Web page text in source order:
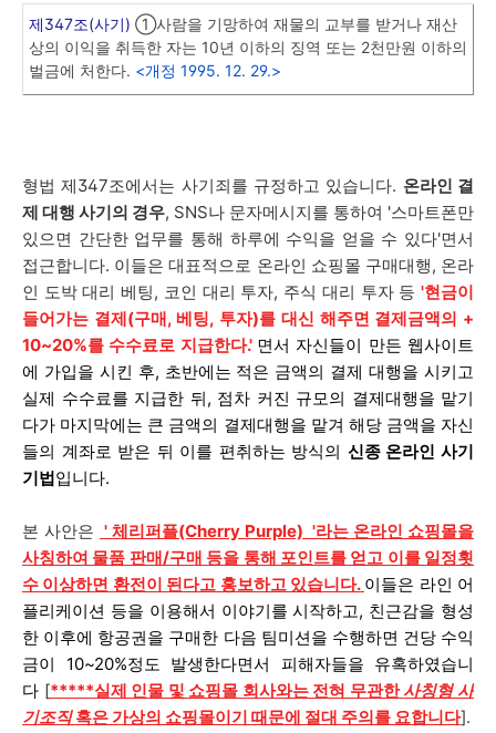
제347조(사기) ①사람을 기망하여 재물의 교부를 받거나 재산
상의 이익을 취득한 자는 10년 이하의 징역 또는 2천만원 이하의
벌금에 처한다. <개정 1995. 12. 29.>
형법 제347조에서는 사기죄를 규정하고 있습니다. 온라인 결
제 대행 사기의 경우, SNS나 문자메시지를 통하여 '스마트폰만
있으면 간단한 업무를 통해 하루에 수익을 얻을 수 있다'면서
접근합니다. 이들은 대표적으로 온라인 쇼핑몰 구매대행, 온라
인 도박 대리 베팅, 코인 대리 투자, 주식 대리 투자 등 '현금이
들어가는 결제(구매, 베팅, 투자)를 대신 해주면 결제금액의 +
10~20%를 수수료로 지급한다.' 면서 자신들이 만든 웹사이트
에 가입을 시킨 후, 초반에는 적은 금액의 결제 대행을 시키고
실제 수수료를 지급한 뒤, 점차 커진 규모의 결제대행을 맡기
다가 마지막에는 큰 금액의 결제대행을 맡겨 해당 금액을 자신
들의 계좌로 받은 뒤 이를 편취하는 방식의 신종 온라인 사기
기법입니다.
본 사안은 ' 체리퍼플(Cherry Purple) '라는 온라인 쇼핑몰을
사칭하여 물품 판매/구매 등을 통해 포인트를 얻고 이를 일정횟
수 이상하면 환전이 된다고 홍보하고 있습니다. 이들은 라인 어
플리케이션 등을 이용해서 이야기를 시작하고, 친근감을 형성
한 이후에 항공권을 구매한 다음 팀미션을 수행하면 건당 수익
금이 10~20%정도 발생한다면서 피해자들을 유혹하였습니
다 [*****실제 인물 및 쇼핑몰 회사와는 전혀 무관한 사칭형 사
기조직 혹은 가상의 쇼핑몰이기 때문에 절대 주의를 요합니다].